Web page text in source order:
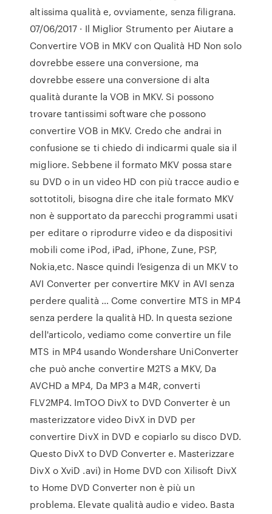
altissima qualità e, ovviamente, senza filigrana.
07/06/2017 · Il Miglior Strumento per Aiutare a
Convertire VOB in MKV con Qualità HD Non solo
dovrebbe essere una conversione, ma
dovrebbe essere una conversione di alta
qualità durante la VOB in MKV. Si possono
trovare tantissimi software che possono
convertire VOB in MKV. Credo che andrai in
confusione se ti chiedo di indicarmi quale sia il
migliore. Sebbene il formato MKV possa stare
su DVD o in un video HD con più tracce audio e
sottotitoli, bisogna dire che itale formato MKV
non è supportato da parecchi programmi usati
per editare o riprodurre video e da dispositivi
mobili come iPod, iPad, iPhone, Zune, PSP,
Nokia,etc. Nasce quindi l’esigenza di un MKV to
AVI Converter per convertire MKV in AVI senza
perdere qualità … Come convertire MTS in MP4
senza perdere la qualità HD. In questa sezione
dell'articolo, vediamo come convertire un file
MTS in MP4 usando Wondershare UniConverter
che può anche convertire M2TS a MKV, Da
AVCHD a MP4, Da MP3 a M4R, converti
FLV2MP4. ImTOO DivX to DVD Converter è un
masterizzatore video DivX in DVD per
convertire DivX in DVD e copiarlo su disco DVD.
Questo DivX to DVD Converter e. Masterizzare
DivX o XviD .avi) in Home DVD con Xilisoft DivX
to Home DVD Converter non è più un
problema. Elevate qualità audio e video. Basta